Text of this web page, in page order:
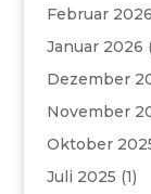
Februar 2026
Januar 2026
Dezember
November
Oktober
Juli 2025 (1)